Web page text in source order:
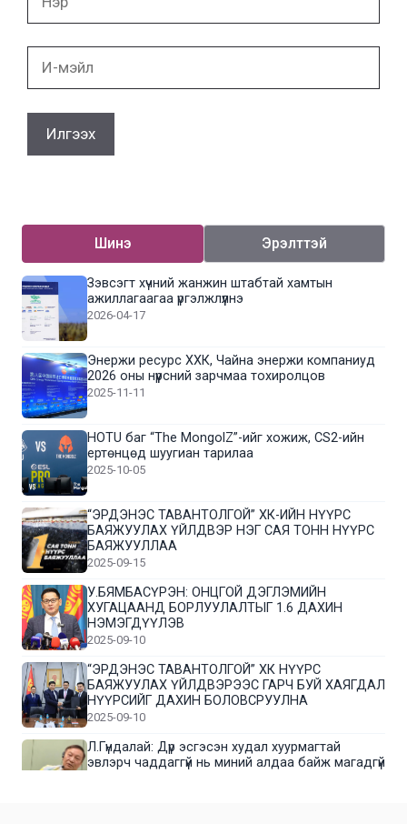
Шинэ Эрэлттэй
Зэвсэгт хүчний жанжин штабтай хамтын
ажиллагаагаа үргэлжлүүлнэ
2026-04-17
Энержи ресурс ХХК, Чайна энержи компаниуд
2026 оны нүүрсний зарчмаа тохиролцов
2025-11-11
HOTU баг “The MongolZ”-ийг хожиж, CS2-ийн
ертөнцөд шуугиан тарилаа
2025-10-05
“ЭРДЭНЭС ТАВАНТОЛГОЙ” ХК-ИЙН НҮҮРС
БАЯЖУУЛАХ ҮЙЛДВЭР НЭГ САЯ ТОНН НҮҮРС
БАЯЖУУЛЛАА
2025-09-15
У.БЯМБАСҮРЭН: ОНЦГОЙ ДЭГЛЭМИЙН
ХУГАЦААНД БОРЛУУЛАЛТЫГ 1.6 ДАХИН
НЭМЭГДҮҮЛЭВ
2025-09-10
“ЭРДЭНЭС ТАВАНТОЛГОЙ” ХК НҮҮРС
БАЯЖУУЛАХ ҮЙЛДВЭРЭЭС ГАРЧ БУЙ ХАЯГДАЛ
НҮҮРСИЙГ ДАХИН БОЛОВСРУУЛНА
2025-09-10
Л.Гүндалай: Дүр эсгэсэн худал хуурмагтай
эвлэрч чаддаггүй нь миний алдаа байж магадгүй